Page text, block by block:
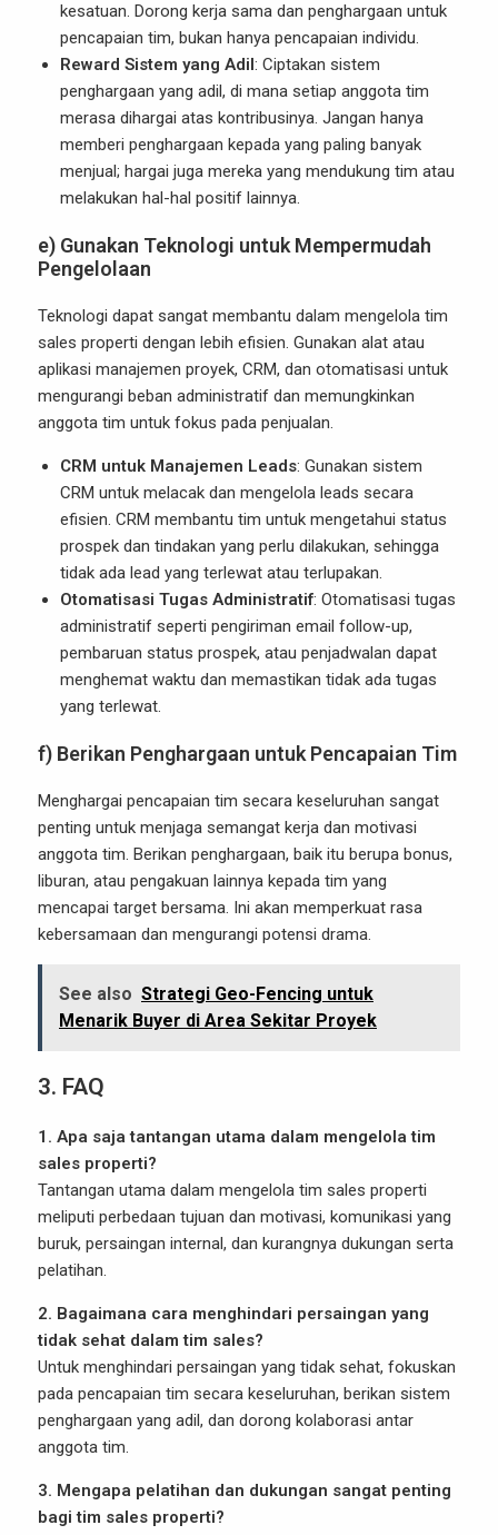
kesatuan. Dorong kerja sama dan penghargaan untuk
pencapaian tim, bukan hanya pencapaian individu.
Reward Sistem yang Adil: Ciptakan sistem
penghargaan yang adil, di mana setiap anggota tim
merasa dihargai atas kontribusinya. Jangan hanya
memberi penghargaan kepada yang paling banyak
menjual; hargai juga mereka yang mendukung tim atau
melakukan hal-hal positif lainnya.
e) Gunakan Teknologi untuk Mempermudah
Pengelolaan
Teknologi dapat sangat membantu dalam mengelola tim
sales properti dengan lebih efisien. Gunakan alat atau
aplikasi manajemen proyek, CRM, dan otomatisasi untuk
mengurangi beban administratif dan memungkinkan
anggota tim untuk fokus pada penjualan.
CRM untuk Manajemen Leads: Gunakan sistem
CRM untuk melacak dan mengelola leads secara
efisien. CRM membantu tim untuk mengetahui status
prospek dan tindakan yang perlu dilakukan, sehingga
tidak ada lead yang terlewat atau terlupakan.
Otomatisasi Tugas Administratif: Otomatisasi tugas
administratif seperti pengiriman email follow-up,
pembaruan status prospek, atau penjadwalan dapat
menghemat waktu dan memastikan tidak ada tugas
yang terlewat.
f) Berikan Penghargaan untuk Pencapaian Tim
Menghargai pencapaian tim secara keseluruhan sangat
penting untuk menjaga semangat kerja dan motivasi
anggota tim. Berikan penghargaan, baik itu berupa bonus,
liburan, atau pengakuan lainnya kepada tim yang
mencapai target bersama. Ini akan memperkuat rasa
kebersamaan dan mengurangi potensi drama.
See also Strategi Geo-Fencing untuk
Menarik Buyer di Area Sekitar Proyek
3. FAQ
1. Apa saja tantangan utama dalam mengelola tim
sales properti?
Tantangan utama dalam mengelola tim sales properti
meliputi perbedaan tujuan dan motivasi, komunikasi yang
buruk, persaingan internal, dan kurangnya dukungan serta
pelatihan.
2. Bagaimana cara menghindari persaingan yang
tidak sehat dalam tim sales?
Untuk menghindari persaingan yang tidak sehat, fokuskan
pada pencapaian tim secara keseluruhan, berikan sistem
penghargaan yang adil, dan dorong kolaborasi antar
anggota tim.
3. Mengapa pelatihan dan dukungan sangat penting
bagi tim sales properti?